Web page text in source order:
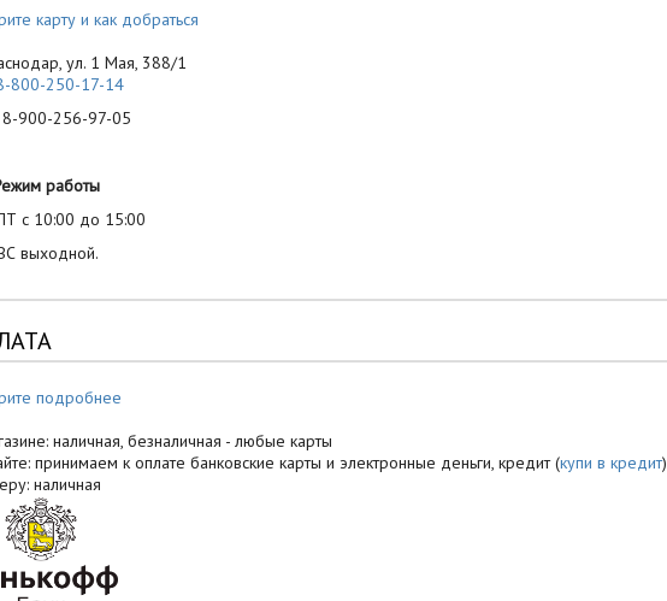
карту и как добраться
ул. 1 Мая, 388/1
800-250-17-14
256-97-05
работы
с 10:00 до 15:00
выходной.
подробнее
наличная, безналичная - любые карты
принимаем к оплате банковские карты и электронные деньги, кредит (купи в кредит)
наличная